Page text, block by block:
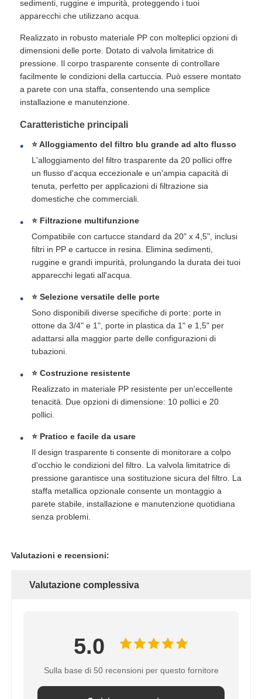
Serbatoio salamoia addolcitore
Resina a scambio ionico
Valvola di controllo del filtro
Elettrovalvola
Contatore di flusso
sedimenti, ruggine e impurità, proteggendo i tuoi
apparecchi che utilizzano acqua.
Realizzato in robusto materiale PP con molteplici opzioni di
dimensioni delle porte. Dotato di valvola limitatrice di
pressione. Il corpo trasparente consente di controllare
facilmente le condizioni della cartuccia. Può essere montato
a parete con una staffa, consentendo una semplice
installazione e manutenzione.
Caratteristiche principali
⭐ Alloggiamento del filtro blu grande ad alto flusso
L'alloggiamento del filtro trasparente da 20 pollici offre
un flusso d'acqua eccezionale e un'ampia capacità di
tenuta, perfetto per applicazioni di filtrazione sia
domestiche che commerciali.
⭐ Filtrazione multifunzione
Compatibile con cartucce standard da 20" x 4,5", inclusi
filtri in PP e cartucce in resina. Elimina sedimenti,
ruggine e grandi impurità, prolungando la durata dei tuoi
apparecchi legati all'acqua.
⭐ Selezione versatile delle porte
Sono disponibili diverse specifiche di porte: porte in
ottone da 3/4" e 1", porte in plastica da 1" e 1,5" per
adattarsi alla maggior parte delle configurazioni di
tubazioni.
⭐ Costruzione resistente
Realizzato in materiale PP resistente per un'eccellente
tenacità. Due opzioni di dimensione: 10 pollici e 20
pollici.
⭐ Pratico e facile da usare
Il design trasparente ti consente di monitorare a colpo
d'occhio le condizioni del filtro. La valvola limitatrice di
pressione garantisce una sostituzione sicura del filtro. La
staffa metallica opzionale consente un montaggio a
parete stabile, installazione e manutenzione quotidiana
senza problemi.
Valutazioni e recensioni:
Valutazione complessiva
5.0
Sulla base di 50 recensioni per questo fornitore